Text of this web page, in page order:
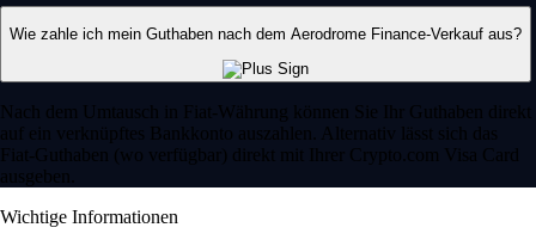
Wie zahle ich mein Guthaben nach dem Aerodrome Finance-Verkauf aus?
Nach dem Umtausch in Fiat-Währung können Sie Ihr Guthaben direkt
auf ein verknüpftes Bankkonto auszahlen. Alternativ lässt sich das
Fiat-Guthaben (wo verfügbar) direkt mit Ihrer Crypto.com Visa Card
ausgeben.
Wichtige Informationen